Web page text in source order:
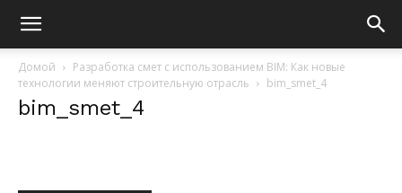
Домой
Разработка смет с использованием BIM: Как новые
технологии меняют строительную отрасль
bim_smet_4
bim_smet_4